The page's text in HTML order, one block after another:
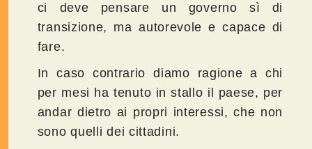
ci deve pensare un governo sì di
transizione, ma autorevole e capace di
fare.
In caso contrario diamo ragione a chi
per mesi ha tenuto in stallo il paese, per
andar dietro ai propri interessi, che non
sono quelli dei cittadini.